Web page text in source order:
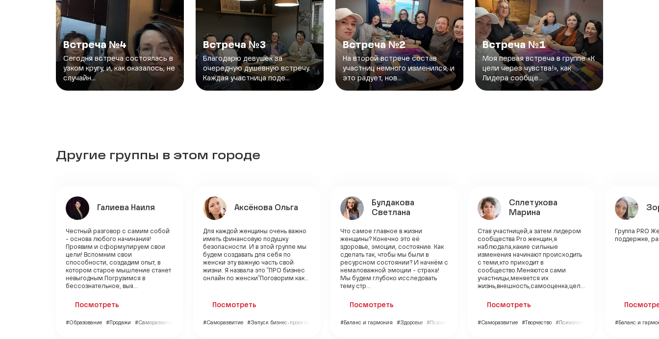
Встреча №4
Сегодня встреча состоялась в
узком кругу, и, как оказалось, не
случайн...
Встреча №3
Благодарю девушек за
очередную душевную встречу.
Каждая участница поде...
Встреча №2
На второй встрече состав
участниц немного изменился, и
это радует, нов...
Встреча №1
Моя первая встреча в группе «К
цели через чувства!», как
Лидера сообще...
Другие группы в этом городе
Галиева Наиля
Честный разговор с самим собой
- основа любого начинания!
Проявим и сформулируем свои
цели! Вспомним свои
способности, создадим опыт, в
котором старое мышление станет
невыгодным.Погрузимся в
бессознательное, выя...
Посмотреть
#Образование #Продажи #Саморазвитие
Аксёнова Ольга
Для каждой женщины очень важно
иметь финансовую подушку
безопасности. И в этой группе мы
будем создавать для себя по
женски эту важную часть свой
жизни. Я назвала это "ПРО бизнес
онлайн по женски"Поговорим как...
Посмотреть
#Саморазвитие #Запуск бизнес-проекта
Булдакова
Светлана
Что самое главное в жизни
женщины? Конечно это её
здоровье, эмоции, состояние. Как
сделать так, чтобы мы были в
ресурсном состоянии? И начнём с
немаловажной эмоции - страха!
Мы будем глубоко исследовать
тему стр...
Посмотреть
#Баланс и гармония #Здоровье #Психология
Сплетухова
Марина
Став участницей,а затем лидером
сообщества Pro женщин,я
наблюдала,какие сильные
изменения начинают происходить
с теми,кто приходит в
сообщество.Меняются сами
участницы,меняется их
жизнь,внешность,самооценка,цел...
Посмотреть
#Саморазвитие #Творчество #Психология
Группа PRO
поддержке,
#Баланс и